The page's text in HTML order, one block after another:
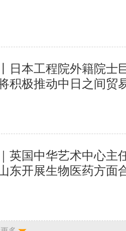
日本工程院外籍院士
积极推动中日之间贸
英国中华艺术中心主
东开展生物医药方面